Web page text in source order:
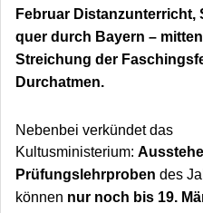
Februar
quer durch Bayern –
Streichung der
Durchatmen.
Nebenbei verkündet das
Kultusministerium:
Prüfungslehrproben des
können nur noch bis 19.